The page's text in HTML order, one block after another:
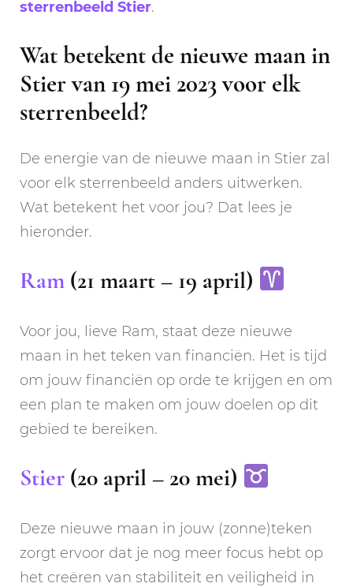
sterrenbeeld Stier.
Wat betekent de nieuwe maan in
Stier van 19 mei 2023 voor elk
sterrenbeeld?
De energie van de nieuwe maan in Stier zal
voor elk sterrenbeeld anders uitwerken.
Wat betekent het voor jou? Dat lees je
hieronder.
Ram (21 maart – 19 april)
Voor jou, lieve Ram, staat deze nieuwe
maan in het teken van financiën. Het is tijd
om jouw financiën op orde te krijgen en om
een plan te maken om jouw doelen op dit
gebied te bereiken.
Stier (20 april – 20 mei)
Deze nieuwe maan in jouw (zonne)teken
zorgt ervoor dat je nog meer focus hebt op
het creëren van stabiliteit en veiligheid in